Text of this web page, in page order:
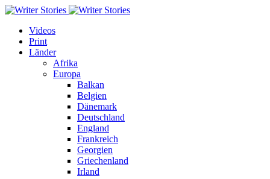
Videos
Print
Länder
Afrika
Europa
Balkan
Belgien
Dänemark
Deutschland
England
Frankreich
Georgien
Griechenland
Irland